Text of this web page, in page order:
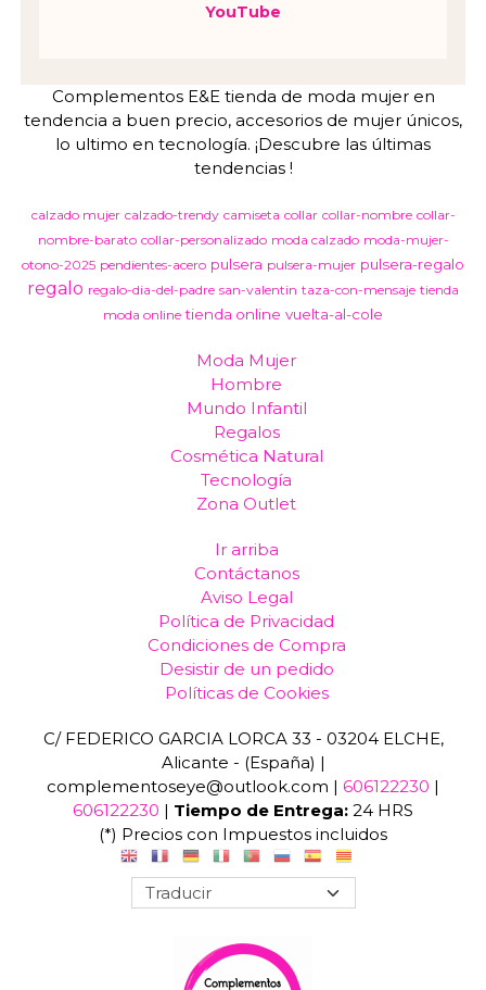
YouTube
Complementos E&E tienda de moda mujer en
tendencia a buen precio, accesorios de mujer únicos,
lo ultimo en tecnología. ¡Descubre las últimas
tendencias !
calzado mujer calzado-trendy camiseta collar collar-nombre collar-
nombre-barato collar-personalizado moda calzado moda-mujer-
otono-2025 pendientes-acero pulsera pulsera-mujer pulsera-regalo
regalo regalo-dia-del-padre san-valentin taza-con-mensaje tienda
moda online tienda online vuelta-al-cole
Moda Mujer
Hombre
Mundo Infantil
Regalos
Cosmética Natural
Tecnología
Zona Outlet
Ir arriba
Contáctanos
Aviso Legal
Política de Privacidad
Condiciones de Compra
Desistir de un pedido
Políticas de Cookies
C/ FEDERICO GARCIA LORCA 33 - 03204 ELCHE,
Alicante - (España) |
complementoseye@outlook.com | 606122230 |
606122230 | Tiempo de Entrega: 24 HRS
(*) Precios con Impuestos incluidos